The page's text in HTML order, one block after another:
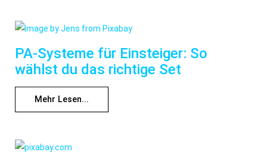
PA-Systeme für Einsteiger: So
wählst du das richtige Set
Mehr Lesen...